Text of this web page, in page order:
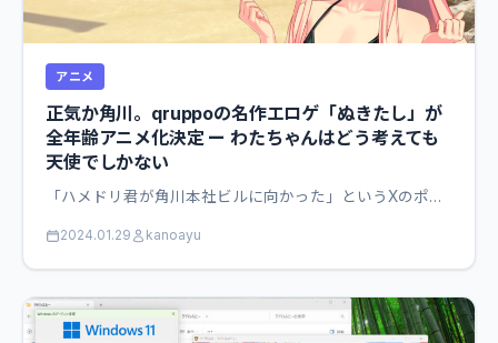
アニメ
正気か角川。qruppoの名作エロゲ「ぬきたし」が
全年齢アニメ化決定 ー わたちゃんはどう考えても
天使でしかない
「ハメドリ君が角川本社ビルに向かった」というXのポ…
2024.01.29 kanoayu